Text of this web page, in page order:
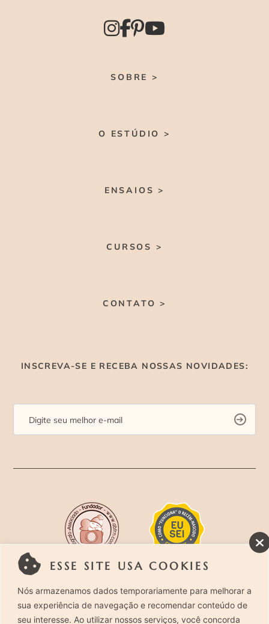
ESSE SITE USA COOKIES
Nós armazenamos dados temporariamente para melhorar a
sua experiência de navegação e recomendar conteúdo de
seu interesse. Ao utilizar nossos serviços, você concorda
SOBRE >
O ESTÚDIO >
ENSAIOS >
CURSOS >
CONTATO >
INSCREVA-SE E RECEBA NOSSAS NOVIDADES:
Rua Costa Carvalho, 419 – Pinheiros, São Paulo –
SP. CEP 05429-130 – Telefone: (11) 94494-1818